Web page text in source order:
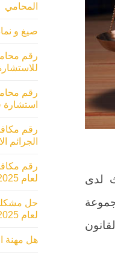
لدى
المحامي
صيغ و
رقم
رقم
استشارة
رقم
الجرائم
رقم
لعام 2025
حل مشكلة
لعام 2025
هل مهنة